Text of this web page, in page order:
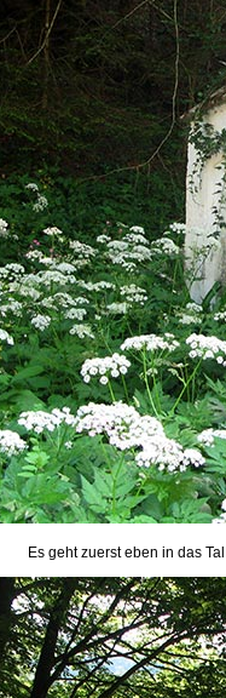
Es geht zuerst eben in das